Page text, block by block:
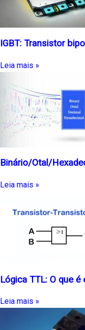
IGBT: Transistor
Leia mais »
Binário/Otal/
Leia mais »
Lógica TTL: O que
Leia mais »